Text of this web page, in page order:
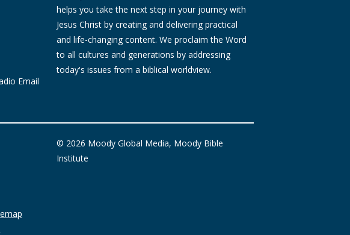
helps you take the next step in your journey with
Jesus Christ by creating and delivering practical
and life-changing content. We proclaim the Word
to all cultures and generations by addressing
today's issues from a biblical worldview.
© 2026 Moody Global Media, Moody Bible
Institute